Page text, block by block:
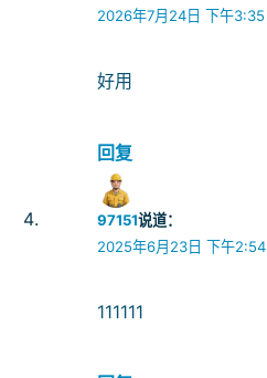
2026年7月24日 下午3:35
好用
回复
97151说道：
2025年6月23日 下午2:54
111111